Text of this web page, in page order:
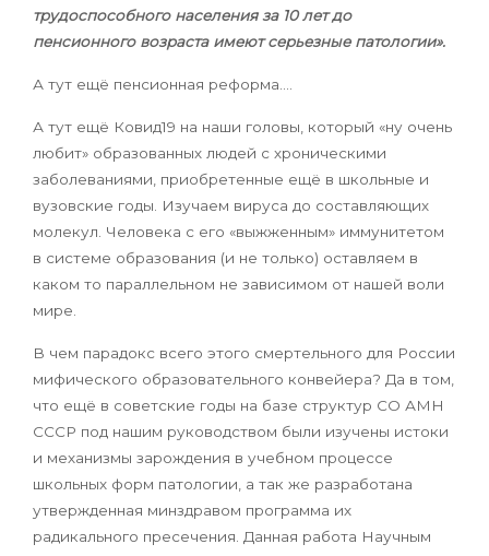
трудоспособного населения за 10 лет до
пенсионного возраста имеют серьезные патологии».
А тут ещё пенсионная реформа….
А тут ещё Ковид19 на наши головы, который «ну очень
любит» образованных людей с хроническими
заболеваниями, приобретенные ещё в школьные и
вузовские годы. Изучаем вируса до составляющих
молекул. Человека с его «выжженным» иммунитетом
в системе образования (и не только) оставляем в
каком то параллельном не зависимом от нашей воли
мире.
В чем парадокс всего этого смертельного для России
мифического образовательного конвейера? Да в том,
что ещё в советские годы на базе структур СО АМН
СССР под нашим руководством были изучены истоки
и механизмы зарождения в учебном процессе
школьных форм патологии, а так же разработана
утвержденная минздравом программа их
радикального пресечения. Данная работа Научным